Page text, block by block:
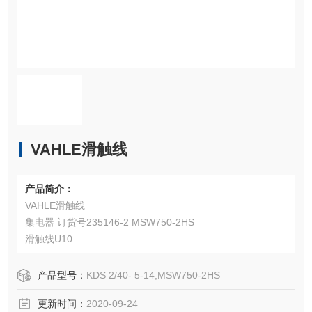
VAHLE滑触线
产品简介：
VAHLE滑触线
集电器 订货号235146-2 MSW750-2HS
滑触线U10
碳刷SK-MSW-SWM/T-SKNB-PH-28（236015）
集电器kesl 32-55 f/18（157188）
产品型号： KDS 2/40- 5-14,MSW750-2HS
更新时间： 2020-09-24